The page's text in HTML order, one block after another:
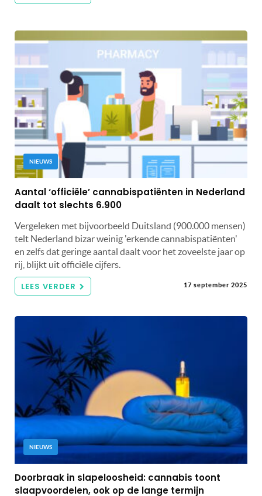
NIEUWS
Aantal ‘officiële’ cannabispatiënten in Nederland
daalt tot slechts 6.900
Vergeleken met bijvoorbeeld Duitsland (900.000 mensen)
telt Nederland bizar weinig 'erkende cannabispatiënten'
en zelfs dat geringe aantal daalt voor het zoveelste jaar op
rij, blijkt uit officiële cijfers.
LEES VERDER 17 september 2025
NIEUWS
Doorbraak in slapeloosheid: cannabis toont
slaapvoordelen, ook op de lange termijn